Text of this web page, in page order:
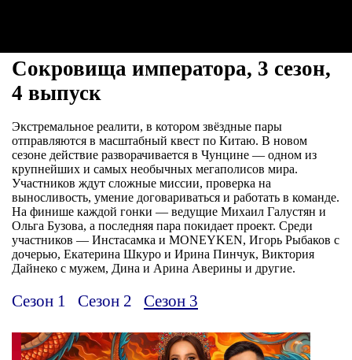
Сокровища императора, 3 сезон,
4 выпуск
Экстремальное реалити, в котором звёздные пары
отправляются в масштабный квест по Китаю. В новом
сезоне действие разворачивается в Чунцине — одном из
крупнейших и самых необычных мегаполисов мира.
Участников ждут сложные миссии, проверка на
выносливость, умение договариваться и работать в команде.
На финише каждой гонки — ведущие Михаил Галустян и
Ольга Бузова, а последняя пара покидает проект. Среди
участников — Инстасамка и MONEYKEN, Игорь Рыбаков с
дочерью, Екатерина Шкуро и Ирина Пинчук, Виктория
Дайнеко с мужем, Дина и Арина Аверины и другие.
Сезон 1 Сезон 2 Сезон 3